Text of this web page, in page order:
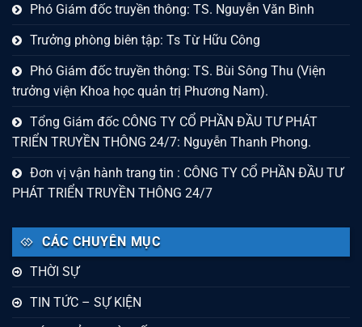
Phó Giám đốc truyền thông: TS. Nguyễn Văn Bình
Trưởng phòng biên tập: Ts Từ Hữu Công
Phó Giám đốc truyền thông: TS. Bùi Sông Thu (Viện
trưởng viện Khoa học quản trị Phương Nam).
Tổng Giám đốc CÔNG TY CỔ PHẦN ĐẦU TƯ PHÁT
TRIỂN TRUYỀN THÔNG 24/7: Nguyễn Thanh Phong.
Đơn vị vận hành trang tin : CÔNG TY CỔ PHẦN ĐẦU TƯ
PHÁT TRIỂN TRUYỀN THÔNG 24/7
CÁC CHUYÊN MỤC
THỜI SỰ
TIN TỨC – SỰ KIỆN